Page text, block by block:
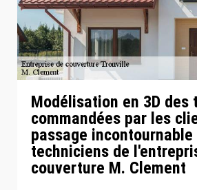
Modélisation en 3D des
commandées par les
passage
techniciens de
couverture M. Clement